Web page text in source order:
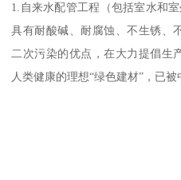
1.自来水配管工程（包括室水和
具有耐酸碱、耐腐蚀、不生锈、
二次污染的优点，在大力提倡生
人类健康的理想“绿色建材”，已